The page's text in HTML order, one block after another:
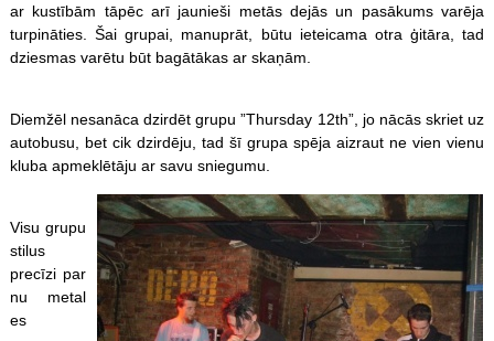
ar kustībām tāpēc arī jaunieši metās dejās un pasākums varēja
turpināties. Šai grupai, manuprāt, būtu ieteicama otra ģitāra, tad
dziesmas varētu būt bagātākas ar skaņām.
Diemžēl nesanāca dzirdēt grupu ”Thursday 12th”, jo nācās skriet uz
autobusu, bet cik dzirdēju, tad šī grupa spēja aizraut ne vien vienu
kluba apmeklētāju ar savu sniegumu.
Visu grupu
stilus
precīzi par
nu metal
es